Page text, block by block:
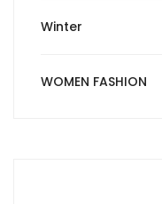
Winter
WOMEN FASHION